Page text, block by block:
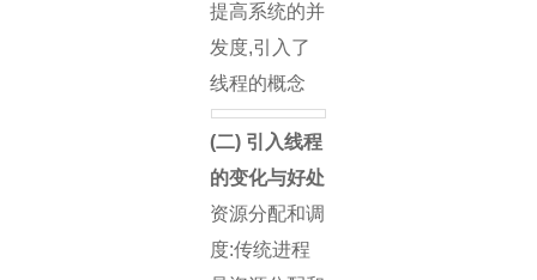
提高系统的并
发度,引入了
线程的概念
(二) 引入线程
的变化与好处
资源分配和调
度:传统进程